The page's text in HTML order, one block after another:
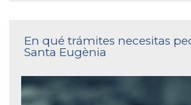
En qué trámites necesitas
Santa Eugènia